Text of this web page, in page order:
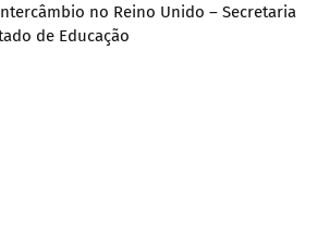
no Reino Unido – Secretaria
de Educação